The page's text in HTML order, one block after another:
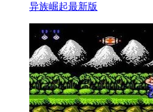
异族崛起最新版